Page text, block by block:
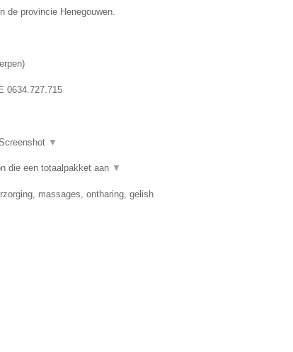
de provincie Henegouwen.
)
0634.727.715
▼
die een totaalpakket aan ▼
massages, ontharing, gelish